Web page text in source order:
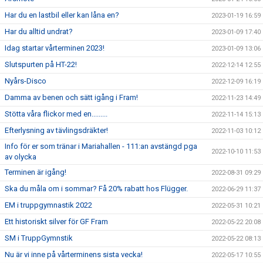
Har du en lastbil eller kan låna en? 2023-01-19 16:59
Har du alltid undrat? 2023-01-09 17:40
Idag startar vårterminen 2023! 2023-01-09 13:06
Slutspurten på HT-22! 2022-12-14 12:55
Nyårs-Disco 2022-12-09 16:19
Damma av benen och sätt igång i Fram! 2022-11-23 14:49
Stötta våra flickor med en......... 2022-11-14 15:13
Efterlysning av tävlingsdräkter! 2022-11-03 10:12
Info för er som tränar i Mariahallen - 111:an avstängd pga
av olycka
2022-10-10 11:53
Terminen är igång! 2022-08-31 09:29
Ska du måla om i sommar? Få 20% rabatt hos Flügger. 2022-06-29 11:37
EM i truppgymnastik 2022 2022-05-31 10:21
Ett historiskt silver för GF Fram 2022-05-22 20:08
SM i TruppGymnstik 2022-05-22 08:13
Nu är vi inne på vårterminens sista vecka! 2022-05-17 10:55